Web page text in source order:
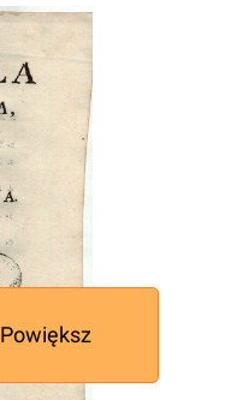
Powiększ